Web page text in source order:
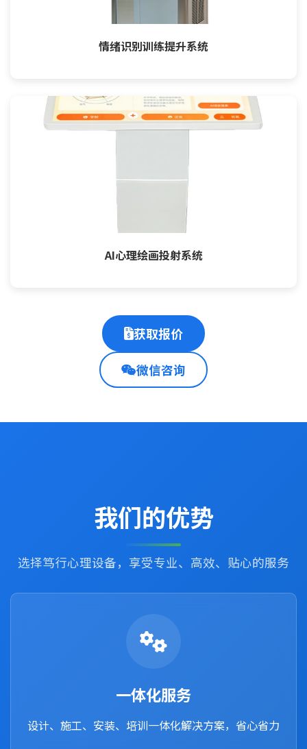
情绪识别训练提升系统
AI心理绘画投射系统
获取报价
微信咨询
我们的优势
选择笃行心理设备，享受专业、高效、贴心的服务
一体化服务
设计、施工、安装、培训一体化解决方案，省心省力